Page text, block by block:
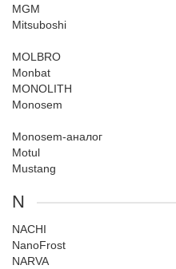
MGM
Mitsuboshi
MOLBRO
Monbat
MONOLITH
Monosem
Monosem-аналог
Motul
Mustang
N
NACHI
NanoFrost
NARVA